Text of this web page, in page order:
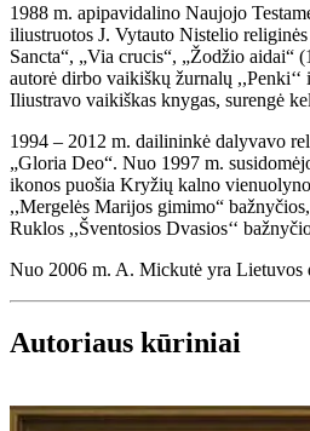
1988 m. apipavidalino Naujojo
iliustruotos J. Vytauto Nistelio
Sancta“, „Via crucis“, „Žodžio aidai“
autorė dirbo vaikiškų žurnalų ,,Penki‘‘
Iliustravo vaikiškas knygas, surengė
1994 – 2012 m. dailininkė dalyvavo
„Gloria Deo“. Nuo 1997 m.
ikonos puošia Kryžių kalno
,,Mergelės Marijos gimimo“
Ruklos ,,Šventosios Dvasios‘‘
Nuo 2006 m. A. Mickutė yra Lietuvos
Autoriaus kūriniai